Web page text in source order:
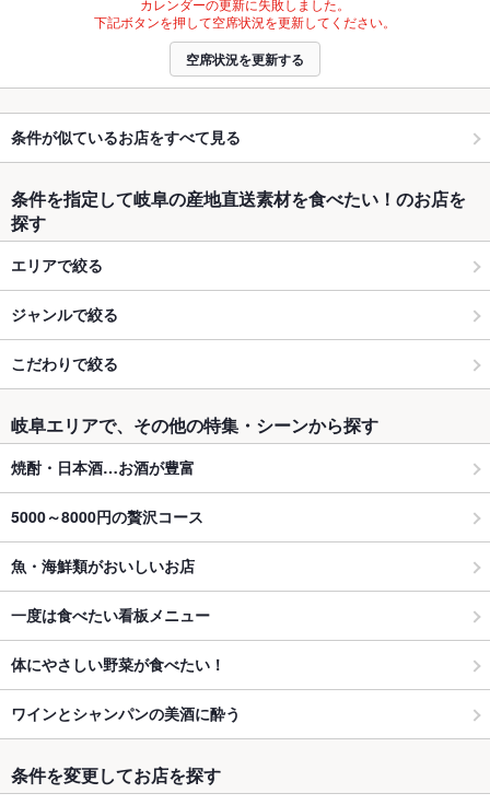
下記ボタンを押して空席状況を更新してください。
空席状況を更新する
条件が似ているお店をすべて見る
条件を指定して岐阜の産地直送素材を食べたい！のお店を
探す
エリアで絞る
ジャンルで絞る
こだわりで絞る
岐阜エリアで、その他の特集・シーンから探す
焼酎・日本酒…お酒が豊富
5000～8000円の贅沢コース
魚・海鮮類がおいしいお店
一度は食べたい看板メニュー
体にやさしい野菜が食べたい！
ワインとシャンパンの美酒に酔う
条件を変更してお店を探す